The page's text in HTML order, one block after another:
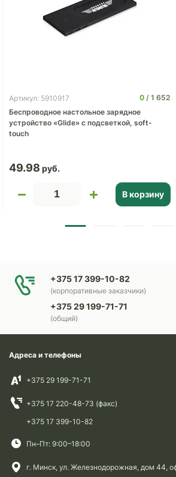
Артикул: 5910917 0
1 652
Беспроводное настольное зарядное
устройство «Glide» с подсветкой, soft-
touch
49.98
В корзину
+375 17 399-10-82
(корпоративные заказчики)
+375 29 199-71-71
(общий)
Адреса и телефоны
+375 29 199-71-71
+375 17 220-48-73 (факс)
+375 17 399-10-82
Пн–Пт: 9:00–18:00
г. Минск, ул. Железнодорожная, дом 44,